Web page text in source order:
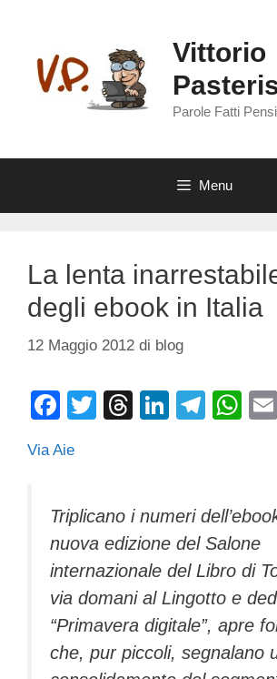
contenuto
Vittorio
Parole Fatti
Menu
La lenta
degli ebook in Italia
12 Maggio 2012 di blog
F
c
b
o
o
k
T
T
d
s
Li
dI
n
T
a
m
W
A
p
p
Via Aie
Triplicano i numeri
nuova edizione del Salone
internazionale del Libro di
via domani al Lingotto e
“Primavera digitale”, apre
che, pur piccoli, segnalano